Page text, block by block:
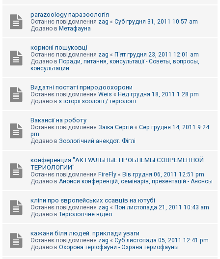
parazoology паразоологія
Останнє повідомлення zag « Суб грудня 31, 2011 10:57 am
Додано в Метафауна
корисні пошуковці
Останнє повідомлення zag « П'ят грудня 23, 2011 12:01 am
Додано в Поради, питання, консультації - Советы, вопросы,
консультации
Видатні постаті природоохорони
Останнє повідомлення Weis « Нед грудня 18, 2011 1:28 pm
Додано в з історії зоології / теріології
Вакансії на роботу
Останнє повідомлення Заїка Сергій « Сер грудня 14, 2011 9:24
pm
Додано в Зоологічний анекдот. Фіглі
конференция "АКТУАЛЬНЫЕ ПРОБЛЕМЫ СОВРЕМЕННОЙ
ТЕРИОЛОГИИ"
Останнє повідомлення FireFly « Вів грудня 06, 2011 12:51 pm
Додано в Анонси конференцій, семінарів, презентацій - Анонсы
кліпи про європейських ссавців на ютубі
Останнє повідомлення zag « Пон листопада 21, 2011 10:43 am
Додано в Теріологічне відео
кажани біля людей. приклади уваги
Останнє повідомлення zag « Суб листопада 05, 2011 12:41 pm
Додано в Охорона теріофауни - Охрана териофауны